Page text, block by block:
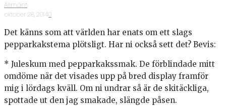
Allmänt
·oktober 28, 2014·0
Det känns som att världen har enats om ett slags
pepparkakstema plötsligt. Har ni också sett det? Bevis:
* Juleskum med pepparkakssmak. De förblindade mitt
omdöme när det visades upp på bred display framför
mig i lördags kväll. Om ni undrar så är de skitäckliga,
spottade ut den jag smakade, slängde påsen.